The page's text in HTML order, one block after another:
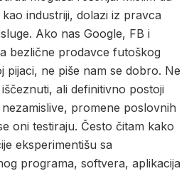
industriji, dolazi iz pravca
Ako nas Google, FB i
bezlične prodavce futoškog
pijaci, ne piše nam se dobro. Ne
ali definitivno postoji
promene poslovnih
oni testiraju. Često čitam kako
eksperimentišu sa
programa, softvera, aplikacija